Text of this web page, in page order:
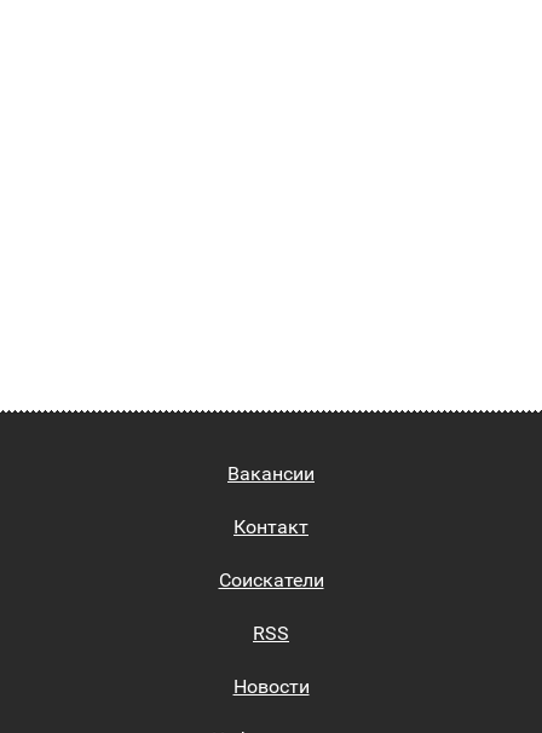
Вакансии
Контакт
Соискатели
RSS
Новости